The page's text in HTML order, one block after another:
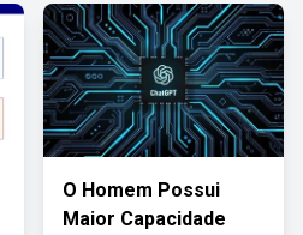
O Homem Possui
Maior Capacidade